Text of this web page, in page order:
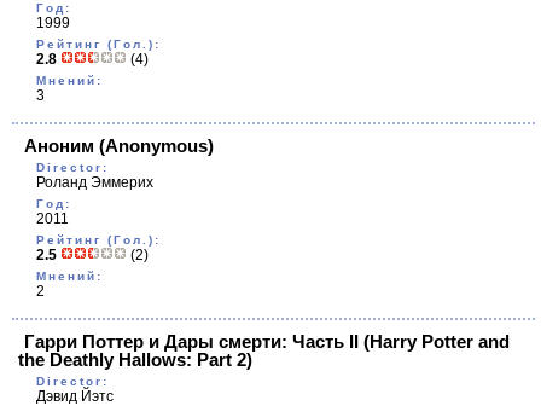
Год:
1999
Рейтинг (Гол.):
2.8 (4)
Мнений:
3
Аноним (Anonymous)
Director:
Роланд Эммерих
Год:
2011
Рейтинг (Гол.):
2.5 (2)
Мнений:
2
Гарри Поттер и Дары смерти: Часть II (Harry Potter and
the Deathly Hallows: Part 2)
Director:
Дэвид Йэтс